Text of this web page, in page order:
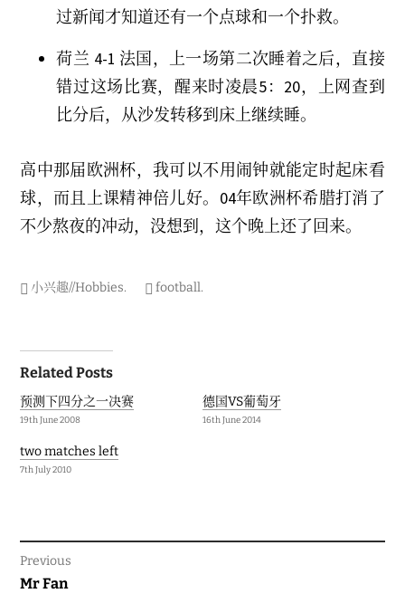
过新闻才知道还有一个点球和一个扑救。
荷兰 4-1 法国，上一场第二次睡着之后，直接
错过这场比赛，醒来时凌晨5：20，上网查到
比分后，从沙发转移到床上继续睡。
高中那届欧洲杯，我可以不用闹钟就能定时起床看
球，而且上课精神倍儿好。04年欧洲杯希腊打消了
不少熬夜的冲动，没想到，这个晚上还了回来。
小兴趣//Hobbies. football.
Post
navigation
Related Posts
预测下四分之一决赛
19th June 2008
德国VS葡萄牙
16th June 2014
two matches left
7th July 2010
Previous
Previous
Mr Fan